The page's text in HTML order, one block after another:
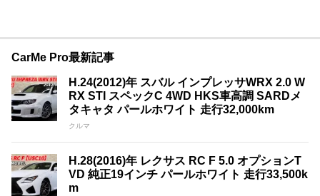
CarMe Pro最新記事
H.24(2012)年 スバル インプレッサWRX 2.0 W
RX STI スペックC 4WD HKS車高調 SARDメ
タキャタ パールホワイト 走行32,000km
クルマ
H.28(2016)年 レクサス RC F 5.0 オプションT
VD 純正19インチ パールホワイト 走行33,500k
m